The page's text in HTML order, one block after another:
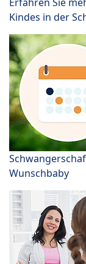
Kindes in der
Wunschbaby